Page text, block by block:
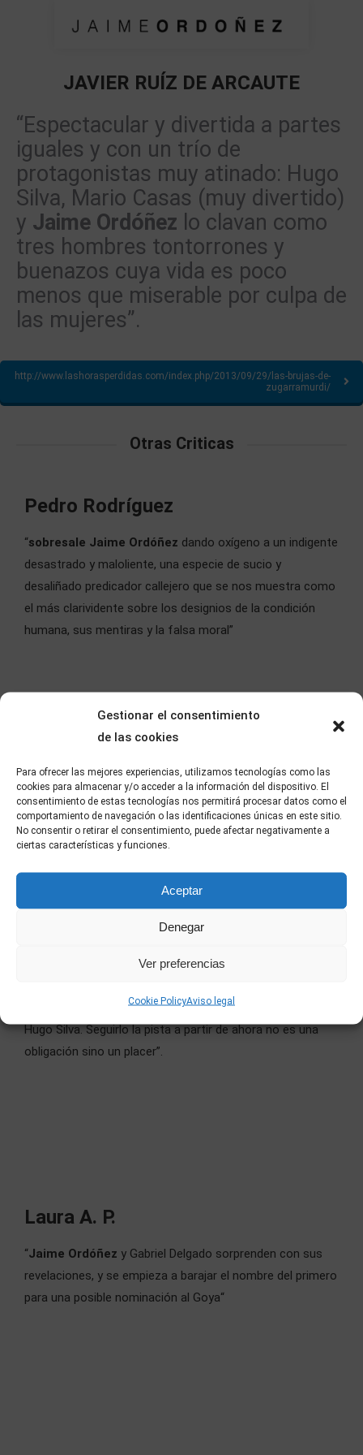
Gestionar el consentimiento
de las cookies
Para ofrecer las mejores experiencias, utilizamos tecnologías como las
cookies para almacenar y/o acceder a la información del dispositivo. El
consentimiento de estas tecnologías nos permitirá procesar datos como el
comportamiento de navegación o las identificaciones únicas en este sitio.
No consentir o retirar el consentimiento, puede afectar negativamente a
ciertas características y funciones.
Aceptar
Denegar
Ver preferencias
Cookie PolicyAviso legal
JAVIER RUÍZ DE ARCAUTE
“Espectacular y divertida a partes
iguales y con un trío de
protagonistas muy atinado: Hugo
Silva, Mario Casas (muy divertido)
y Jaime Ordóñez lo clavan como
tres hombres tontorrones y
buenazos cuya vida es poco
menos que miserable por culpa de
las mujeres”.
http://www.lashorasperdidas.com/index.php/2013/09/29/las-brujas-de-
zugarramurdi/
Otras Criticas
Pedro Rodríguez
“sobresale Jaime Ordóñez dando oxígeno a un indigente
desastrado y maloliente, una especie de sucio y
desaliñado predicador callejero que se nos muestra como
el más clarividente sobre los designios de la condición
humana, sus mentiras y la falsa moral”
es todo un descubrimiento. Todos
tenemos un referente clásico de la mano de Jose Mota,
descubrimientos de esta película. Personaje
contrapunto perfecto a los personajes de Mario Casas y
Hugo Silva. Seguirlo la pista a partir de ahora no es una
obligación sino un placer”.
Laura A. P.
“Jaime Ordóñez y Gabriel Delgado sorprenden con sus
revelaciones, y se empieza a barajar el nombre del primero
para una posible nominación al Goya“